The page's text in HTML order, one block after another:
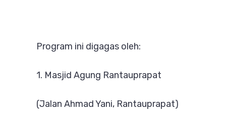
Program ini digagas oleh:
1. Masjid Agung Rantauprapat
(Jalan Ahmad Yani, Rantauprapat)